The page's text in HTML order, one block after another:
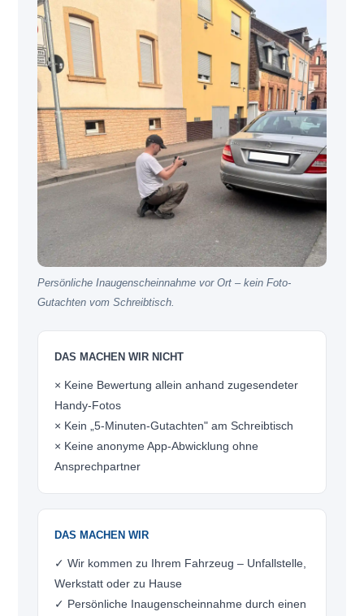
Persönliche Inaugenscheinnahme vor Ort – kein Foto-
Gutachten vom Schreibtisch.
DAS MACHEN WIR NICHT
× Keine Bewertung allein anhand zugesendeter
Handy-Fotos
× Kein „5-Minuten-Gutachten" am Schreibtisch
× Keine anonyme App-Abwicklung ohne
Ansprechpartner
DAS MACHEN WIR
✓ Wir kommen zu Ihrem Fahrzeug – Unfallstelle,
Werkstatt oder zu Hause
✓ Persönliche Inaugenscheinnahme durch einen